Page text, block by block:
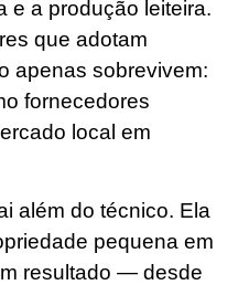
e a produção leiteira.
que adotam
apenas sobrevivem:
fornecedores
local em
além do técnico. Ela
pequena em
resultado — desde